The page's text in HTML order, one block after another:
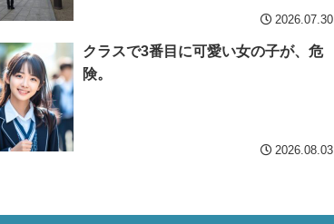
2026.07.30
クラスで3番目に可愛い女の子が、危
険。
2026.08.03